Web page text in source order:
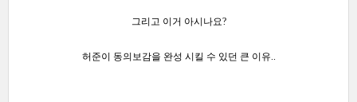
그리고 이거 아시나요?
허준이 동의보감을 완성 시킬 수 있던 큰 이유..